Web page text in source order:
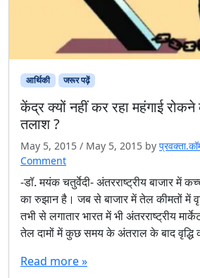
आर्थिकी जरूर पढ़ें
केंद्र क्यों नहीं कर रहा महंगाई
तलाश ?
May 5, 2015 / May 5, 2015 by
Commento
कें
द्र
क्यों
न
क
-डॉ. मयंक चतुर्वेदी- अंतरराष्ट्रीय बाजार में
का रुझान है। जब से बाजार में तेल कीमतों में
तभी से लगातार भारत में भी अंतरराष्ट्रीय
तेल दामों में कुछ समय के अंतराल के बाद वृद्धि
Read more »